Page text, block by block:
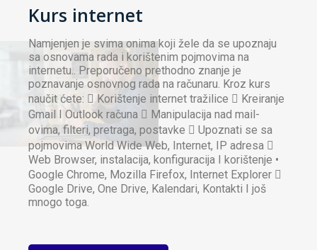
Kurs internet
Namjenjen je svima onima koji žele da se upoznaju
sa osnovama rada i korištenim pojmovima na
internetu.. Preporučeno prethodno znanje je
poznavanje osnovnog rada na računaru. Kroz kurs
naučit ćete:  Korištenje internet tražilice  Kreiranje
Gmail I Outlook računa  Manipulacija nad mail-
ovima, filteri, pretraga, postavke  Upoznati se sa
pojmovima World Wide Web, Internet, IP adresa 
Web Browser, instalacija, konfiguracija I korištenje •
Google Chrome, Mozilla Firefox, Internet Explorer 
Google Drive, One Drive, Kalendari, Kontakti I još
mnogo toga.